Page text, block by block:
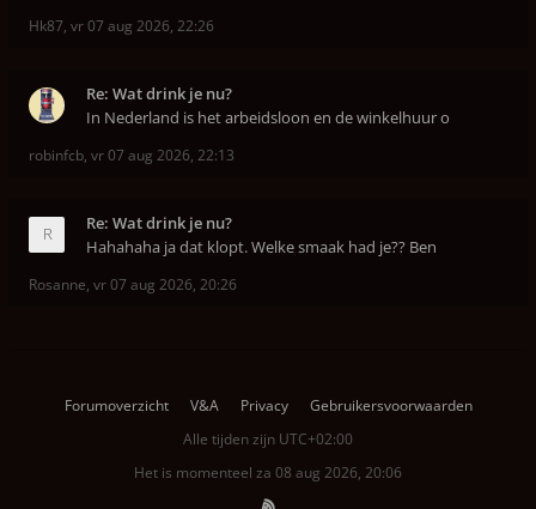
Hk87, vr 07 aug 2026, 22:26
Re: Wat drink je nu?
In Nederland is het arbeidsloon en de winkelhuur o
robinfcb, vr 07 aug 2026, 22:13
Re: Wat drink je nu?
Hahahaha ja dat klopt. Welke smaak had je?? Ben
Rosanne, vr 07 aug 2026, 20:26
Forumoverzicht V&A Privacy
Gebruikersvoorwaarden
Alle tijden zijn UTC+02:00
Het is momenteel za 08 aug 2026, 20:06